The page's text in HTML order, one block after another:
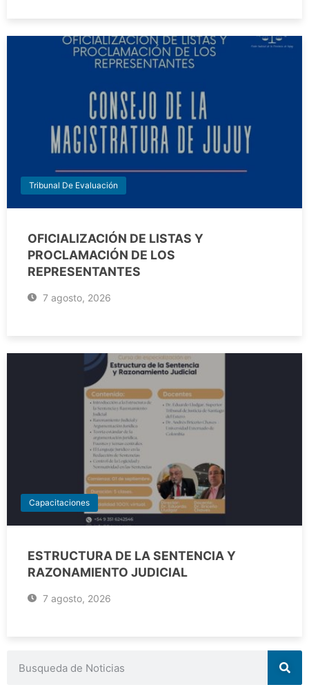
Tribunal De Evaluación
OFICIALIZACIÓN DE LISTAS Y
PROCLAMACIÓN DE LOS
REPRESENTANTES
7 agosto, 2026
Capacitaciones
ESTRUCTURA DE LA SENTENCIA Y
RAZONAMIENTO JUDICIAL
7 agosto, 2026